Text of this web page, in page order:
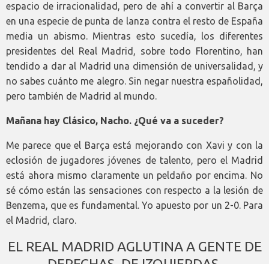
espacio de irracionalidad, pero de ahí a convertir al Barça
en una especie de punta de lanza contra el resto de España
media un abismo. Mientras esto sucedía, los diferentes
presidentes del Real Madrid, sobre todo Florentino, han
tendido a dar al Madrid una dimensión de universalidad, y
no sabes cuánto me alegro. Sin negar nuestra españolidad,
pero también de Madrid al mundo.
Mañana hay Clásico, Nacho. ¿Qué va a suceder?
Me parece que el Barça está mejorando con Xavi y con la
eclosión de jugadores jóvenes de talento, pero el Madrid
está ahora mismo claramente un peldaño por encima. No
sé cómo están las sensaciones con respecto a la lesión de
Benzema, que es fundamental. Yo apuesto por un 2-0. Para
el Madrid, claro.
EL REAL MADRID AGLUTINA A GENTE DE